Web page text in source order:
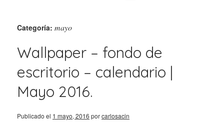
Categoría: mayo
Wallpaper – fondo de
escritorio – calendario |
Mayo 2016.
Publicado el 1 mayo, 2016 porcarlosacin